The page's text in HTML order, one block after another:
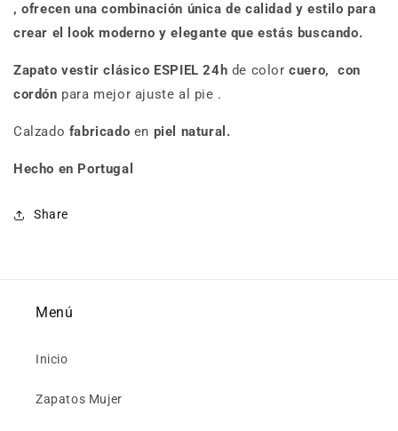
, ofrecen una combinación única de calidad y estilo para
crear el look moderno y elegante que estás buscando.
Zapatovestir clásico ESPIEL 24h de colorcuero, con
cordón para mejor ajuste al pie .
Calzado fabricado en piel natural.
Hecho en Portugal
Share
Menú
Inicio
Zapatos Mujer